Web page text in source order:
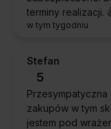
terminy realizacji.
w tym tygodniu
Stefan
5
Przesympatyczna
zakupów w tym
jestem pod